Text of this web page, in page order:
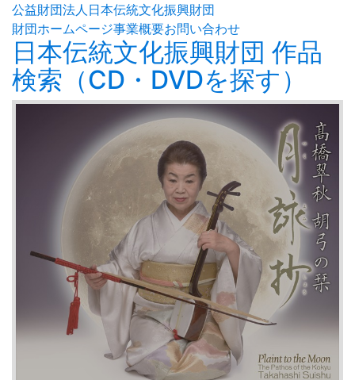
公益財団法人日本伝統文化振興財団
財団ホームページ事業概要お問い合わせ
日本伝統文化振興財団 作品
検索（CD・DVDを探す）